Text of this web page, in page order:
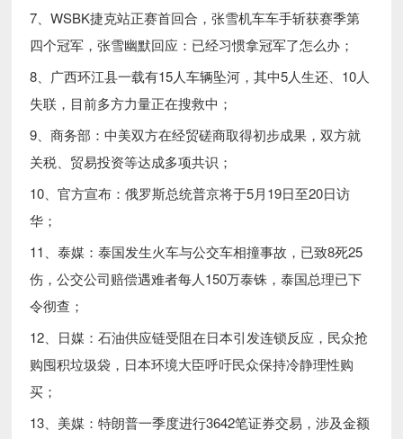
7、WSBK捷克站正赛首回合，张雪机车车手斩获赛季第
四个冠军，张雪幽默回应：已经习惯拿冠军了怎么办；
8、广西环江县一载有15人车辆坠河，其中5人生还、10人
失联，目前多方力量正在搜救中；
9、商务部：中美双方在经贸磋商取得初步成果，双方就
关税、贸易投资等达成多项共识；
10、官方宣布：俄罗斯总统普京将于5月19日至20日访
华；
11、泰媒：泰国发生火车与公交车相撞事故，已致8死25
伤，公交公司赔偿遇难者每人150万泰铢，泰国总理已下
令彻查；
12、日媒：石油供应链受阻在日本引发连锁反应，民众抢
购囤积垃圾袋，日本环境大臣呼吁民众保持冷静理性购
买；
13、美媒：特朗普一季度进行3642笔证券交易，涉及金额